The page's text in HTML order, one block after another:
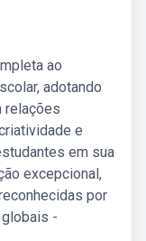
ao
adotando
relações
e
em sua
excepcional,
por
-